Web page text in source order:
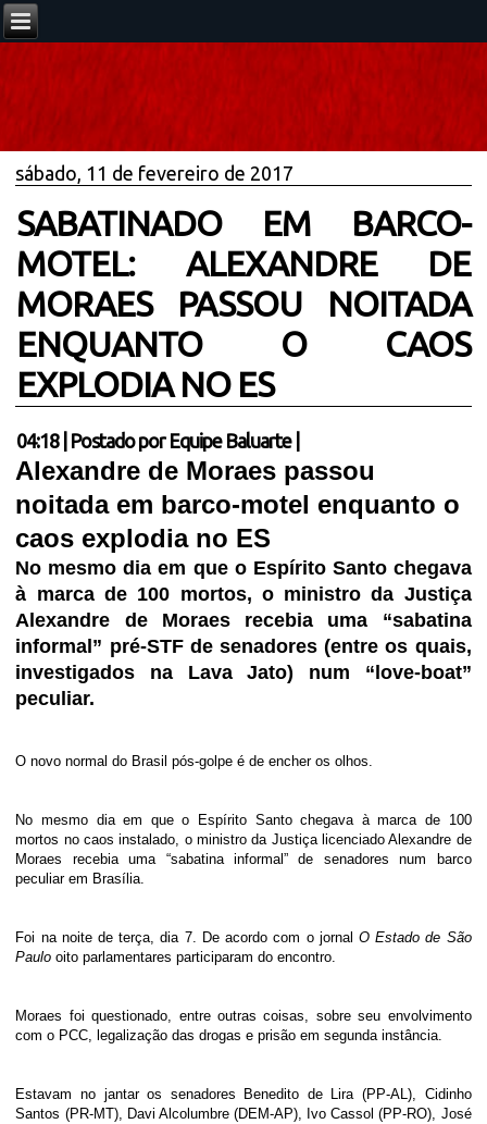
sábado, 11 de fevereiro de 2017
SABATINADO EM BARCO-
MOTEL: ALEXANDRE DE
MORAES PASSOU NOITADA
ENQUANTO O CAOS
EXPLODIA NO ES
04:18| Postado por Equipe Baluarte
Alexandre de Moraes passou
noitada em barco-motel enquanto o
caos explodia no ES
No mesmo dia em que o Espírito Santo chegava
à marca de 100 mortos, o ministro da Justiça
Alexandre de Moraes recebia uma “sabatina
informal” pré-STF de senadores (entre os quais,
investigados na Lava Jato) num “love-boat”
peculiar.
O novo normal do Brasil pós-golpe é de encher os olhos.
No mesmo dia em que o Espírito Santo chegava à marca de 100
mortos no caos instalado, o ministro da Justiça licenciado Alexandre de
Moraes recebia uma “sabatina informal” de senadores num barco
peculiar em Brasília.
Foi na noite de terça, dia 7. De acordo com o jornal O Estado de São
Paulooito parlamentares participaram do encontro.
Moraes foi questionado, entre outras coisas, sobre seu envolvimento
com o PCC, legalização das drogas e prisão em segunda instância.
Estavam no jantar os senadores Benedito de Lira (PP-AL), Cidinho
Santos (PR-MT), Davi Alcolumbre (DEM-AP), Ivo Cassol (PP-RO), José